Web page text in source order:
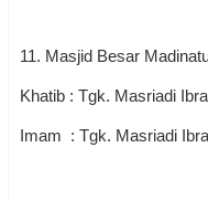
11. Masjid Besar
Khatib : Tgk. Masriadi
Imam : Tgk. Masriadi